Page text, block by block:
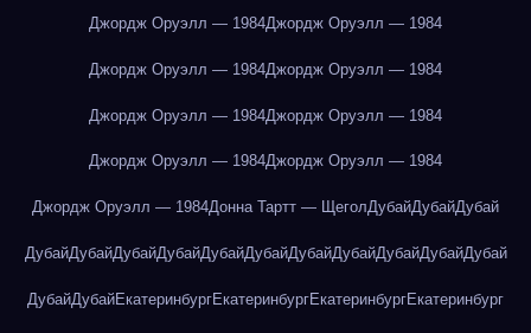
Джордж Оруэлл — 1984Джордж Оруэлл — 1984
Джордж Оруэлл — 1984Джордж Оруэлл — 1984
Джордж Оруэлл — 1984Джордж Оруэлл — 1984
Джордж Оруэлл — 1984Джордж Оруэлл — 1984
Джордж Оруэлл — 1984Донна Тартт — ЩеголДубайДубайДубай
ДубайДубайДубайДубайДубайДубайДубайДубайДубайДубайДубай
ДубайДубайЕкатеринбургЕкатеринбургЕкатеринбургЕкатеринбург